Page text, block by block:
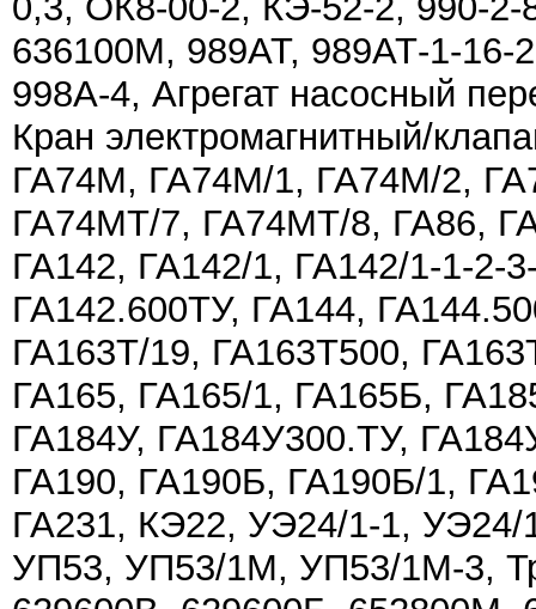
636100М, 989АТ, 989АТ-1-16-
998А-4, Агрегат насосный
Кран электромагнитный/
ГА74М, ГА74М/1, ГА74М/2,
ГА74МТ/7, ГА74МТ/8, ГА86,
ГА142, ГА142/1, ГА142/1-1-2-
ГА142.600ТУ, ГА144,
ГА163Т/19, ГА163Т500,
ГА165, ГА165/1, ГА165Б,
ГА184У, ГА184У300.ТУ,
ГА190, ГА190Б, ГА190Б/1,
ГА231, КЭ22, УЭ24/1-1,
УП53, УП53/1М, УП53/1М-3,